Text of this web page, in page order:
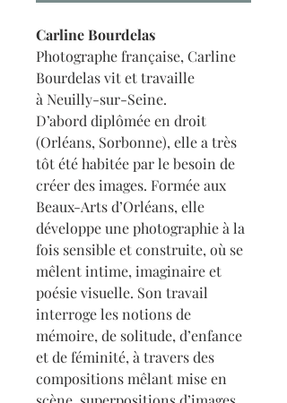
Carline Bourdelas
Photographe française, Carline
Bourdelas vit et travaille
à Neuilly-sur-Seine.
D’abord diplômée en droit
(Orléans, Sorbonne), elle a très
tôt été habitée par le besoin de
créer des images. Formée aux
Beaux-Arts d’Orléans, elle
développe une photographie à la
fois sensible et construite, où se
mêlent intime, imaginaire et
poésie visuelle. Son travail
interroge les notions de
mémoire, de solitude, d’enfance
et de féminité, à travers des
compositions mêlant mise en